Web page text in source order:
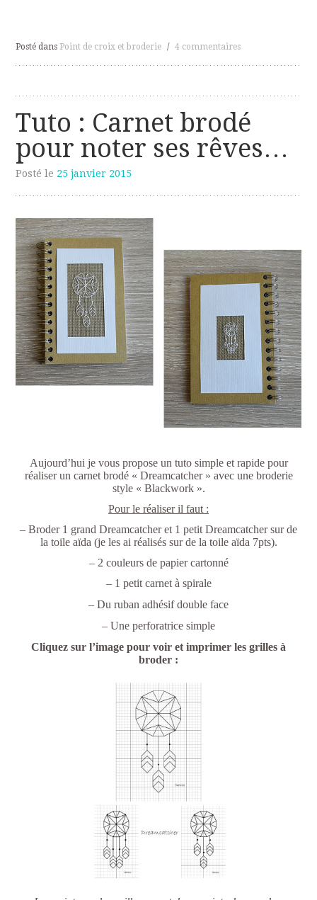
Posté dans Point de croix et broderie / 4 commentaires
Tuto : Carnet brodé
pour noter ses rêves…
Posté le 25 janvier 2015
Aujourd’hui je vous propose un tuto simple et rapide pour
réaliser un carnet brodé « Dreamcatcher » avec une broderie
style « Blackwork ».
Pour le réaliser il faut :
– Broder 1 grand Dreamcatcher et 1 petit Dreamcatcher sur de
la toile aïda (je les ai réalisés sur de la toile aïda 7pts).
– 2 couleurs de papier cartonné
– 1 petit carnet à spirale
– Du ruban adhésif double face
– Une perforatrice simple
Cliquez sur l’image pour voir et imprimer les grilles à
broder :